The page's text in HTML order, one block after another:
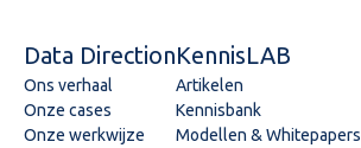
Data Direction
Ons verhaal
Onze cases
Onze werkwijze
KennisLAB
Artikelen
Kennisbank
Modellen & Whitepapers